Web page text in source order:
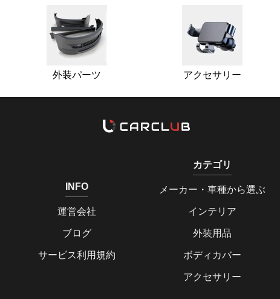
外装パーツ アクセサリー
INFO
運営会社
ブログ
サービス利用規約
カテゴリ
メーカー・車種から選ぶ
インテリア
外装用品
ボディカバー
アクセサリー